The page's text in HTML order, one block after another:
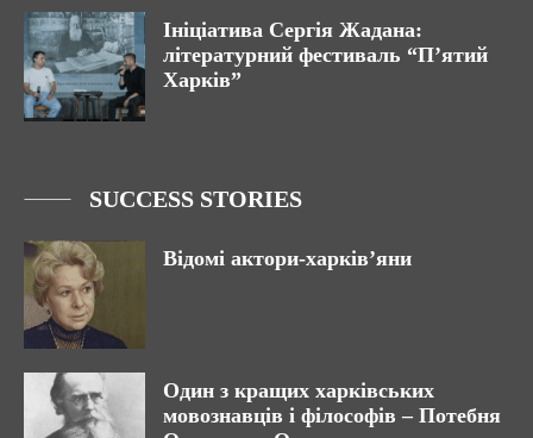
Ініціатива Сергія Жадана:
літературний фестиваль “П’ятий
Харків”
SUCCESS STORIES
Відомі актори-харків’яни
Один з кращих харківських
мовознавців і філософів – Потебня